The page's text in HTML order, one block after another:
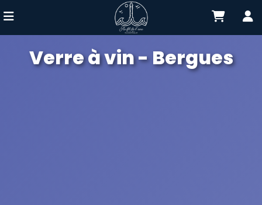
Verre à vin - Bergues